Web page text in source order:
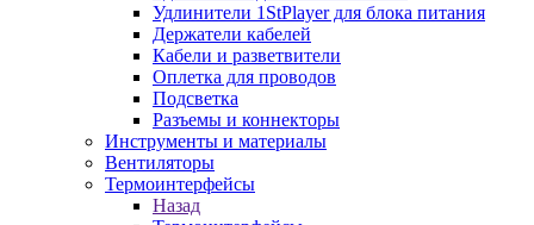
Удлинители 1StPlayer для блока питания
Держатели кабелей
Кабели и разветвители
Оплетка для проводов
Подсветка
Разъемы и коннекторы
Инструменты и материалы
Вентиляторы
Термоинтерфейсы
Назад